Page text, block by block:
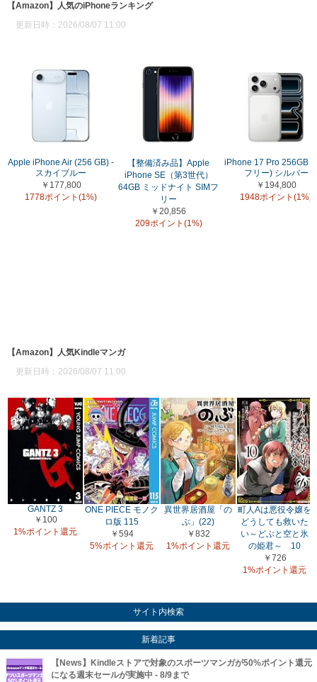
【Amazon】人気のiPhoneランキング
更新日時：2026/08/07 11:00
Apple iPhone Air (256 GB) -
スカイブルー
￥177,800
1778ポイント(1%)
【整備済み品】Apple
iPhone SE（第3世代）
64GB ミッドナイト SIMフ
リー
￥20,856
209ポイント(1%)
iPhone 17 Pro 256GB
フリー) シルバー
￥194,800
1948ポイント(1%)
【Amazon】人気Kindleマンガ
更新日時：2026/08/07 11:00
GANTZ 3
￥100
1%ポイント還元
ONE PIECE モノク
ロ版 115
￥594
5%ポイント還元
異世界居酒屋「の
ぶ」(22)
￥832
1%ポイント還元
町人Aは悪役令嬢を
どうしても救いた
い～どぶと空と氷
の姫君～ 10
￥726
1%ポイント還元
サイト内検索
新着記事
【News】Kindleストアで対象のスポーツマンガが50%ポイント還元
になる週末セールが実施中 - 8/9まで